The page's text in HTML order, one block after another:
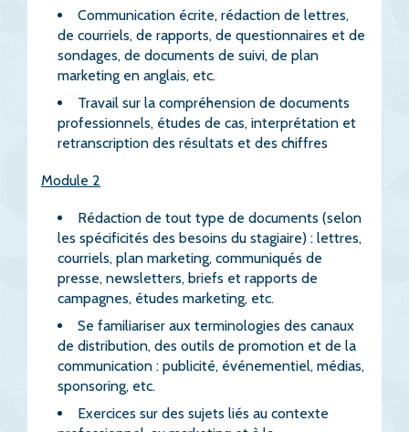
Communication écrite, rédaction de lettres,
de courriels, de rapports, de questionnaires et de
sondages, de documents de suivi, de plan
marketing en anglais, etc.
Travail sur la compréhension de documents
professionnels, études de cas, interprétation et
retranscription des résultats et des chiffres
Module 2
Rédaction de tout type de documents (selon
les spécificités des besoins du stagiaire) : lettres,
courriels, plan marketing, communiqués de
presse, newsletters, briefs et rapports de
campagnes, études marketing, etc.
Se familiariser aux terminologies des canaux
de distribution, des outils de promotion et de la
communication : publicité, événementiel, médias,
sponsoring, etc.
Exercices sur des sujets liés au contexte